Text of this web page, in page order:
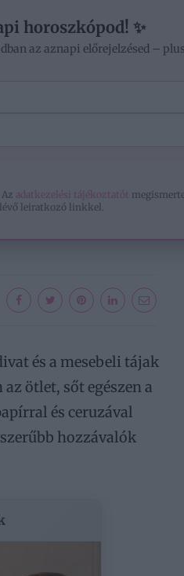
és a mesebeli tájak
ötlet, sőt egészen a
és ceruzával
hozzávalók
horoszkópod! ✨
az aznapi előrejelzésed –
adatkezelési tájékoztatót
leiratkozó linkkel.